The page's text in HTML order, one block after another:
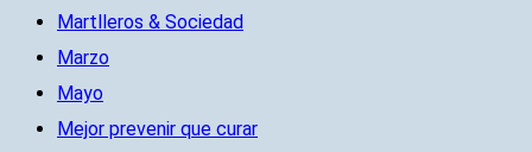
Martlleros & Sociedad
Marzo
Mayo
Mejor prevenir que curar